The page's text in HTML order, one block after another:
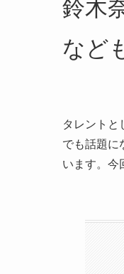
鈴木
など
タレントと
でも話題に
います。今